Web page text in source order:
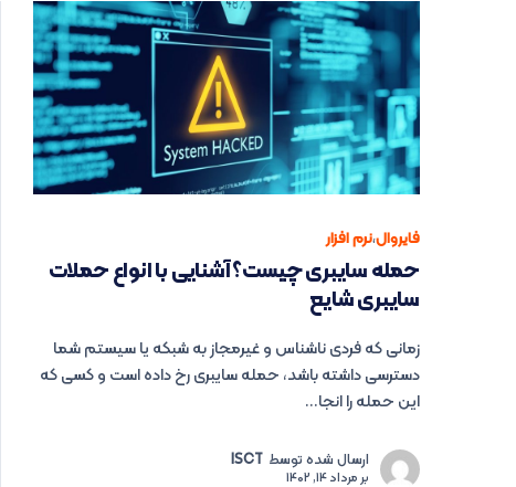
فایروال،نرم افزار
حمله سایبری چیست؟ آشنایی با انواع حملات
سایبری شایع
زمانی که فردی ناشناس و غیرمجاز به شبکه یا سیستم شما
دسترسی داشته باشد، حمله سایبری رخ داده است و کسی که
این حمله را انجا...
ارسال شده توسط ISCT
برمرداد 14, 1402